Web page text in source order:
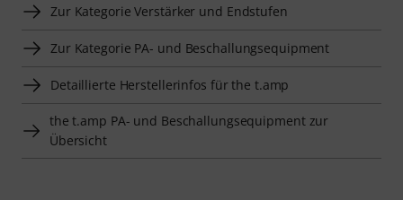
Zur Kategorie Verstärker und Endstufen
Zur Kategorie PA- und Beschallungsequipment
Detaillierte Herstellerinfos für the t.amp
the t.amp PA- und Beschallungsequipment zur
Übersicht